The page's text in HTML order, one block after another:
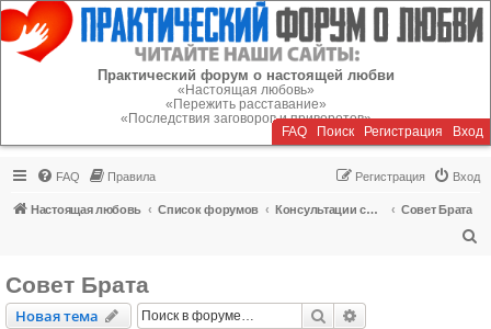
Регистрация
Практический форум о настоящей любви
«Настоящая любовь»
«Пережить расставание»
«Последствия заговоров и приворотов»
FAQ Поиск Регистрация Вход
FAQ Правила Вход
Регистрация
Настоящая любовь Список форумов Консультации специалистов
Совет Брата
Совет Брата
Новая тема
Новаятема Поиск